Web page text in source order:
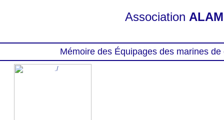
Association
Mémoire des Équipages des marines